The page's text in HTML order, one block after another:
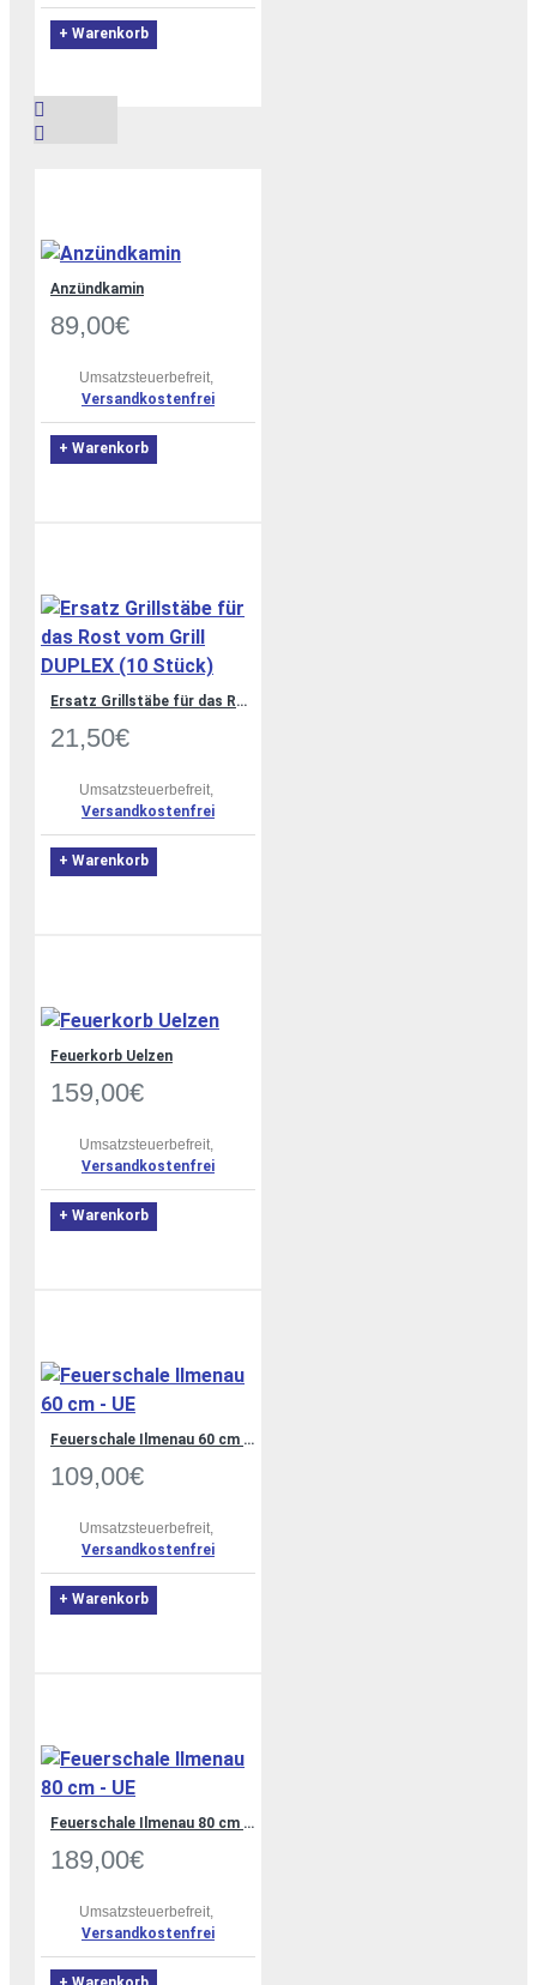
+ Warenkorb
Anzündkamin
89,00€
Umsatzsteuerbefreit,
Versandkostenfrei
+ Warenkorb
Ersatz Grillstäbe für das Rost vom Grill DUPLEX (10 Stück)
21,50€
Umsatzsteuerbefreit,
Versandkostenfrei
+ Warenkorb
Feuerkorb Uelzen
159,00€
Umsatzsteuerbefreit,
Versandkostenfrei
+ Warenkorb
Feuerschale Ilmenau 60 cm - UE
109,00€
Umsatzsteuerbefreit,
Versandkostenfrei
+ Warenkorb
Feuerschale Ilmenau 80 cm - UE
189,00€
Umsatzsteuerbefreit,
Versandkostenfrei